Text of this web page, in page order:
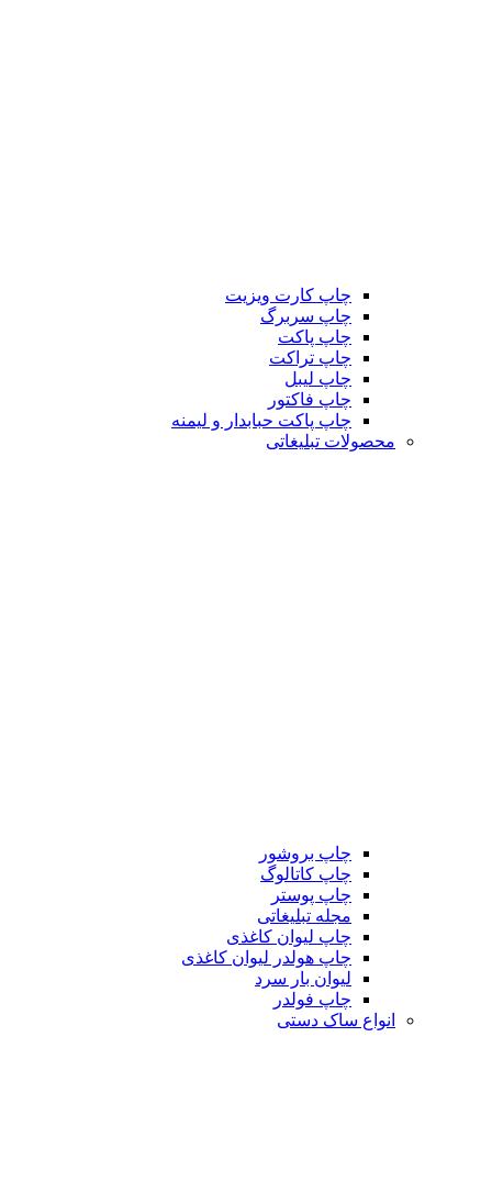
چاپ کارت ویزیت
چاپ سربرگ
چاپ پاکت
چاپ تراکت
چاپ لیبل
چاپ فاکتور
چاپ پاکت حبابدار و لیمنه
محصولات تبلیغاتی
چاپ بروشور
چاپ کاتالوگ
چاپ پوستر
مجله تبلیغاتی
چاپ لیوان کاغذی
چاپ هولدر لیوان کاغذی
لیوان بار سرد
چاپ فولدر
انواع ساک دستی